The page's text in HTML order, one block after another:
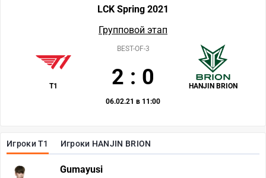
Игроки T1 Игроки HANJIN BRION
Gumayusi
LCK Spring 2021
Групповой этап
T1 HANJIN BRION
BEST-OF-3
2 : 0
06.02.21 в 11:00